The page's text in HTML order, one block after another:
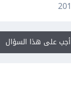
أجب على هذا السؤال